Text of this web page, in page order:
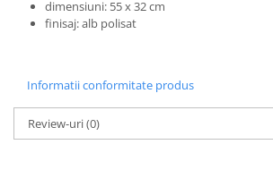
dimensiuni: 55 x 32 cm
finisaj: alb polisat
Informatii conformitate produs
Review-uri(0)